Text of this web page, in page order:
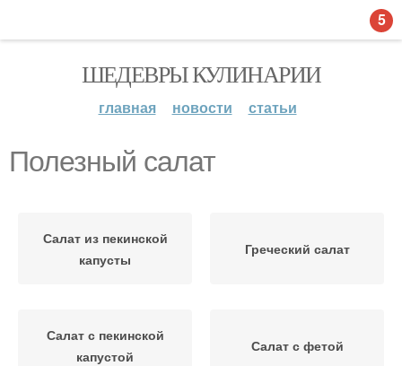
ШЕДЕВРЫ КУЛИНАРИИ
главная новости статьи
Полезный салат
Салат из пекинской
капусты
Греческий салат
Салат с пекинской
капустой
Салат с фетой
5